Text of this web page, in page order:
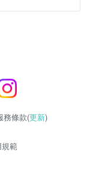
務條款(更新)
範